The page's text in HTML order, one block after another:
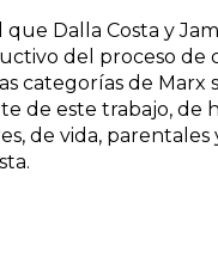
que Dalla Costa y
del proceso de
categorías de Marx
de este trabajo, de
de vida,